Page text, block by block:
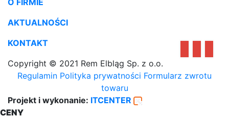
AKTUALNOŚCI
KONTAKT
Copyright © 2021 Rem Elbląg Sp. z o.o.
Regulamin Polityka prywatności Formularz zwrotu
towaru
Projekt i wykonanie: ITCENTER
CENY